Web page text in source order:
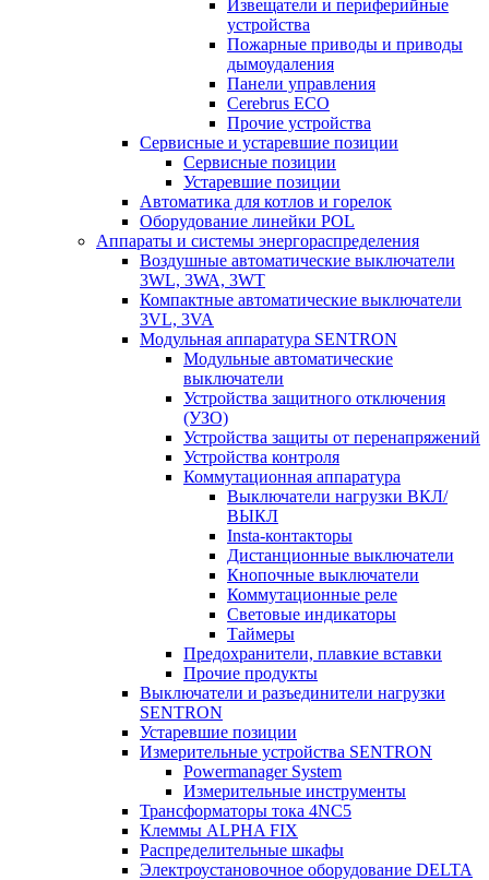
Извещатели и периферийные
устройства
Пожарные приводы и приводы
дымоудаления
Панели управления
Cerebrus ECO
Прочие устройства
Сервисные и устаревшие позиции
Сервисные позиции
Устаревшие позиции
Автоматика для котлов и горелок
Оборудование линейки POL
Аппараты и системы энергораспределения
Воздушные автоматические выключатели
3WL, 3WA, 3WT
Компактные автоматические выключатели
3VL, 3VA
Модульная аппаратура SENTRON
Модульные автоматические
выключатели
Устройства защитного отключения
(УЗО)
Устройства защиты от перенапряжений
Устройства контроля
Коммутационная аппаратура
Выключатели нагрузки ВКЛ/
ВЫКЛ
Insta-контакторы
Дистанционные выключатели
Кнопочные выключатели
Коммутационные реле
Световые индикаторы
Таймеры
Предохранители, плавкие вставки
Прочие продукты
Выключатели и разъединители нагрузки
SENTRON
Устаревшие позиции
Измерительные устройства SENTRON
Powermanager System
Измерительные инструменты
Трансформаторы тока 4NC5
Клеммы ALPHA FIX
Распределительные шкафы
Электроустановочное оборудование DELTA